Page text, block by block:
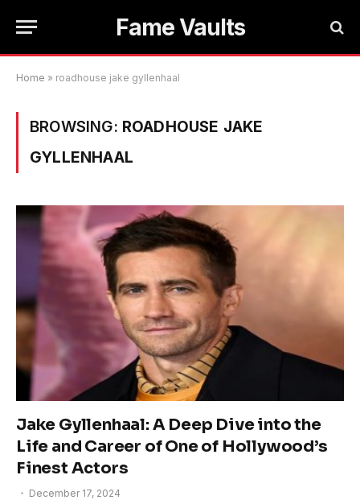
Fame Vaults
Home » roadhouse jake gyllenhaal
BROWSING: ROADHOUSE JAKE
GYLLENHAAL
Jake Gyllenhaal: A Deep Dive into the
Life and Career of One of Hollywood’s
Finest Actors
December 17, 2024